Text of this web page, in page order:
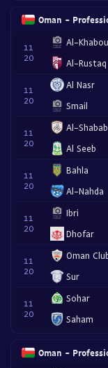
Oman -
11
20
Al-
Al-Rustaq
11
20
Al Nasr
Smail
11
20
Al-Shabab
Al Seeb
11
20
Bahla
Al-Nahda
11
20
Ibri
Dhofar
11
20
Oman
Sur
11
20
Sohar
Saham
Oman -